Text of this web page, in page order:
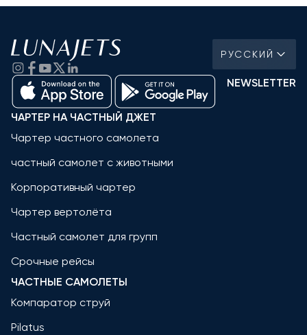
РУССКИЙ
NEWSLETTER
ЧАРТЕР НА ЧАСТНЫЙ ДЖЕТ
Чартер частного самолета
частный самолет с животными
Корпоративный чартер
Чартер вертолёта
Частный самолет для групп
Срочные рейсы
ЧАСТНЫЕ САМОЛЕТЫ
Компаратор струй
Pilatus